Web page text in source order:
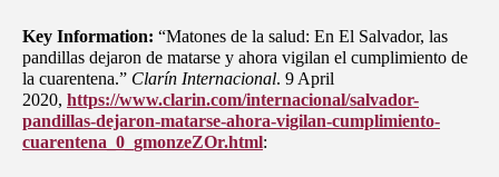
Key Information: “Matones de la salud: En El Salvador, las
pandillas dejaron de matarse y ahora vigilan el cumplimiento de
la cuarentena.” Clarín Internacional. 9 April
2020, https://www.clarin.com/internacional/salvador-
pandillas-dejaron-matarse-ahora-vigilan-cumplimiento-
cuarentena_0_gmonzeZOr.html: